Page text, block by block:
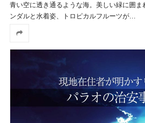
青い空に透き通るような海。美しい緑に囲
ンダルと水着姿、トロピカルフルーツが…